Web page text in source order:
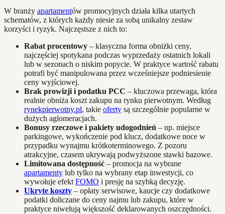
W branży apartamentów promocyjnych działa kilka utartych
schematów, z których każdy niesie za sobą unikalny zestaw
korzyści i ryzyk. Najczęstsze z nich to:
Rabat procentowy – klasyczna forma obniżki ceny,
najczęściej spotykana podczas wyprzedaży ostatnich lokali
lub w sezonach o niskim popycie. W praktyce wartość rabatu
potrafi być manipulowana przez wcześniejsze podniesienie
ceny wyjściowej.
Brak prowizji i podatku PCC – kluczowa przewaga, która
realnie obniża koszt zakupu na rynku pierwotnym. Według
rynekpierwotny.pl, takie oferty są szczególnie popularne w
dużych aglomeracjach.
Bonusy rzeczowe i pakiety udogodnień – np. miejsce
parkingowe, wykończenie pod klucz, dodatkowe noce w
przypadku wynajmu krótkoterminowego. Z pozoru
atrakcyjne, czasem ukrywają podwyższone stawki bazowe.
Limitowana dostępność – promocja na wybrane
apartamenty lub tylko na wybrany etap inwestycji, co
wywołuje efekt FOMO i presję na szybką decyzję.
Ukryte koszty – opłaty serwisowe, kaucje czy dodatkowe
podatki doliczane do ceny najmu lub zakupu, które w
praktyce niwelują większość deklarowanych oszczędności.